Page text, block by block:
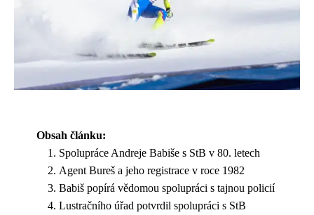
Obsah článku:
Spolupráce Andreje Babiše s StB v 80. letech
Agent Bureš a jeho registrace v roce 1982
Babiš popírá vědomou spolupráci s tajnou policií
Lustračního úřad potvrdil spolupráci s StB